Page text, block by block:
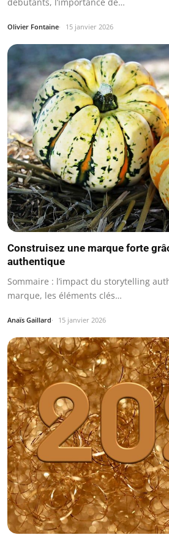
débutants, l’importance de…
Olivier Fontaine 15 janvier 2026
Construisez une marque forte
authentique
Sommaire : l’impact du storytelling
marque, les éléments clés…
Anaïs Gaillard 15 janvier 2026